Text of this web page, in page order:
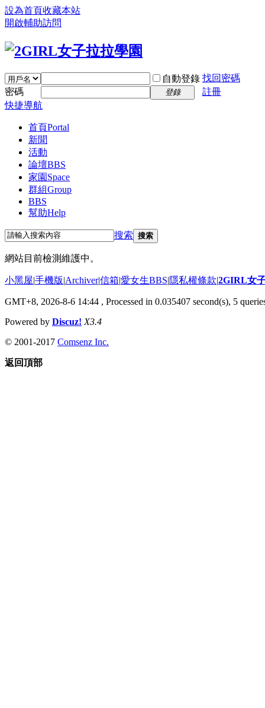
設為首頁收藏本站
開啟輔助訪問
自動登錄 找回密碼
密碼
登錄
註冊
快捷導航
首頁Portal
新聞
活動
論壇BBS
家園 Space
群組Group
BBS
幫助Help
搜索 搜索
網站目前檢測維護中。
小黑屋|手機版|Archiver|信箱|愛女生BBS|隱私權條款|2GIRL女
GMT+8, 2026-8-6 14:44 , Processed in 0.035407 second(s), 5
Powered by Discuz! X3.4
© 2001-2017 Comsenz Inc.
返回頂部